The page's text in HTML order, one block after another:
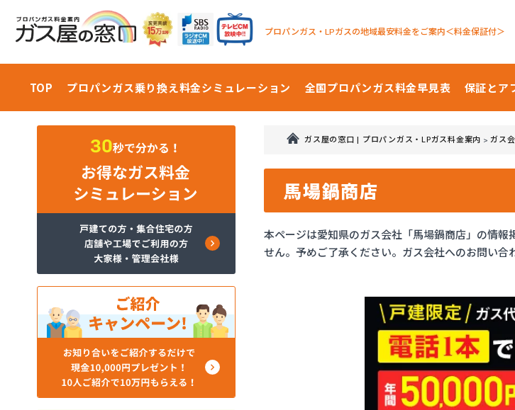
プロパンガス・LPガスの地域最安料金をご案内＜料金保証付＞
TOP プロパンガス乗り換え料金シミュレーション 全国プロパンガス料金早見表 保証とア
ガス屋の窓口 | プロパンガス・LPガス料金案内 >ガス
馬場鍋商店
本ページは愛知県のガス会社「馬場鍋商店」の情
せん。予めご了承ください。ガス会社へのお問い合